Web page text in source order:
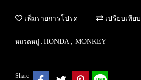
เพิ่มรายการโปรด เปรียบเทียบ
หมวดหมู่ : HONDA , MONKEY
Share